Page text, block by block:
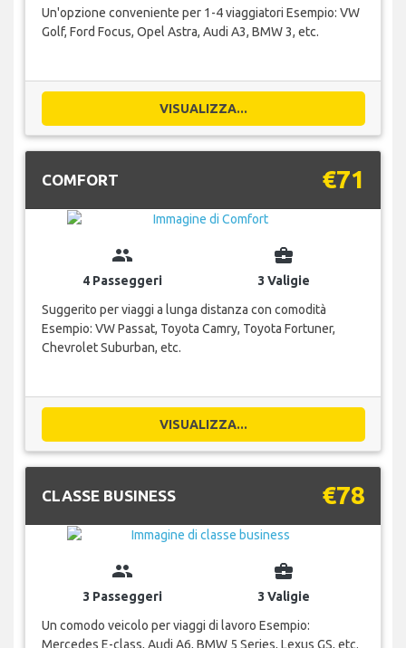
Un'opzione conveniente per 1-4 viaggiatori Esempio: VW
Golf, Ford Focus, Opel Astra, Audi A3, BMW 3, etc.
VISUALIZZA...
COMFORT €71
group
4 Passeggeri
business_center
3 Valigie
Suggerito per viaggi a lunga distanza con comodità
Esempio: VW Passat, Toyota Camry, Toyota Fortuner,
Chevrolet Suburban, etc.
VISUALIZZA...
CLASSE BUSINESS €78
group
3 Passeggeri
business_center
3 Valigie
Un comodo veicolo per viaggi di lavoro Esempio:
Mercedes E-class, Audi A6, BMW 5 Series, Lexus GS, etc.